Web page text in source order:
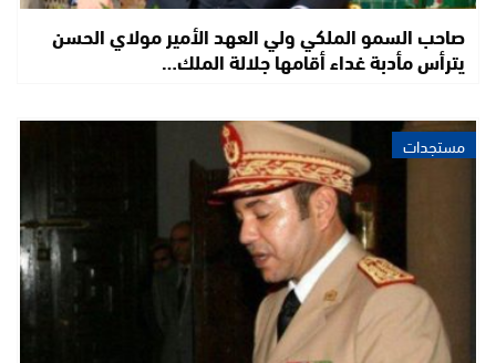
صاحب السمو الملكي ولي العهد الأمير مولاي الحسن
يترأس مأدبة غداء أقامها جلالة الملك…
مستجدات